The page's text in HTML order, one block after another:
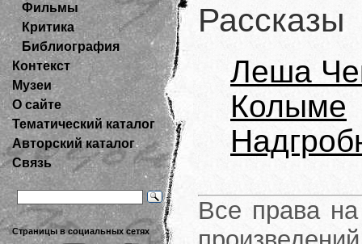
Фильмы
Критика
Библиография
Контекст
Музеи
О сайте
Тематический каталог
Авторский каталог
Связь
Страницы в социальных сетях
Рассказы
Леша
Колыме
Все права на